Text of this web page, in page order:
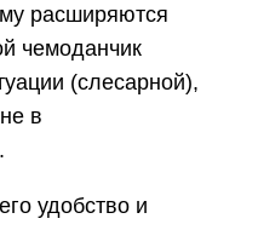
головки (8 шт.), биты
универсален и